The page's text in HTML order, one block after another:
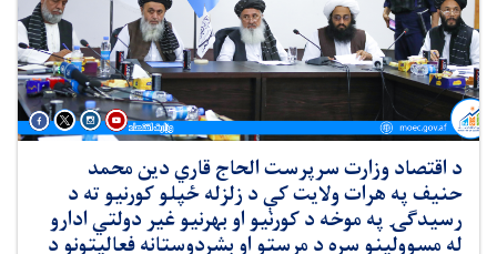
د اقتصاد وزارت سرپرست الحاج قاري دین محمد
حنیف په هرات ولایت کې د زلزله ځپلو کورنیو ته د
رسیدګۍ په موخه د کورنیو او بهرنیو غیر دولتي ادارو
له مسوولینو سره د مرستو او بشردوستانه فعالیتونو د